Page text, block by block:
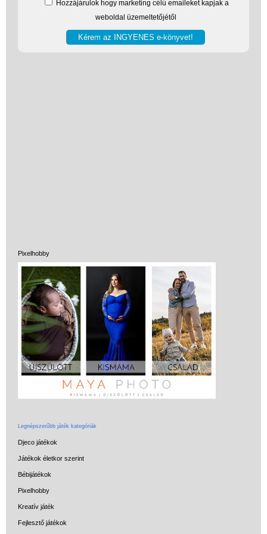
Hozzájárulok hogy marketing célú emaileket kapjak a
weboldal üzemeltetőjétől
Pixelhobby
Legnépszerűbb játék kategóriák
Djeco játékok
Játékok életkor szerint
Bébijátékok
Pixelhobby
Kreatív játék
Fejlesztő játékok
Miért vásárolj nálunk?
Akiket támogatunk
Garancia
Játék rendelés - Az internetes
vásárlás előnyei
Reklamáció és Elállás